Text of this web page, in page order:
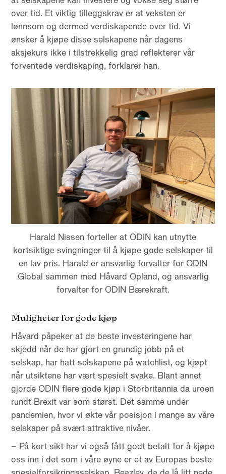
over tid. Et viktig tilleggskrav er at veksten er
lønnsom og dermed verdiskapende over tid. Vi
ønsker å kjøpe disse selskapene når dagens
aksjekurs ikke i tilstrekkelig grad reflekterer vår
forventede verdiskaping, forklarer han.
Harald Nissen forteller at ODIN kan utnytte
kortsiktige svingninger til å kjøpe gode selskaper til
en lav pris. Harald er ansvarlig forvalter for ODIN
Global sammen med Håvard Opland, og ansvarlig
forvalter for ODIN Bærekraft.
Muligheter for gode kjøp
Håvard påpeker at de beste investeringene har
skjedd når de har gjort en grundig jobb på et
selskap, har hatt selskapene på watchlist, og kjøpt
når utsiktene har vært spesielt svake. Blant annet
gjorde ODIN flere gode kjøp i Storbritannia da uroen
rundt Brexit var som størst. Det samme under
pandemien, hvor vi økte vår posisjon i mange av våre
selskaper på svært attraktive nivåer.
– På kort sikt har vi også fått godt betalt for å kjøpe
oss inn i det som i våre øyne er et av Europas beste